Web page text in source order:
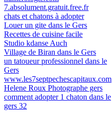
7.absolument.gratuit.free.fr
chats et chatons à adopter
Louer un gite dans le Gers
Recettes de cuisine facile
Studio kdanse Auch
Village de Biran dans le Gers
un tatoueur professionnel dans le
Gers
www.les7septpechescapitaux.com
Helene Roux Photographe gers
comment adopter 1 chaton dans le
gers 32